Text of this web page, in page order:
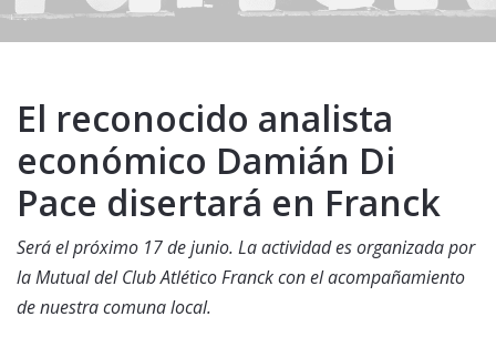
El reconocido analista
económico Damián Di
Pace disertará en Franck
Será el próximo 17 de junio. La actividad es organizada por
la Mutual del Club Atlético Franck con el acompañamiento
de nuestra comuna local.